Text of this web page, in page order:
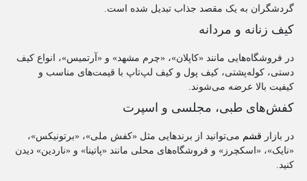
گردشگران به یک مقصد جذاب تبدیل شده است.
کیف زنانه و مردانه
در فروشگاه‌هایی مانند «کاپلان»، «چرم مشهد» و «آرتمیس»، انواع کیف
دستی، کوله‌پشتی، کیف پول و کیف لپ‌تاپ با قیمت‌های مناسب و
کیفیت بالا عرضه می‌شوند.
کفش‌های طبی، مجلسی و اسپرت
در بازار قشم می‌توانید از برندهایی مثل «کفش ملی»، «برتونیکس»،
«نایک»، «اسکچرز» و فروشگاه‌های محلی مانند «پاتینا» و «ناردین» دیدن
کنید.